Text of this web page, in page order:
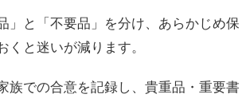
」と「不要品」を分け、あらかじめ保
くと迷いが減ります。
族での合意を記録し、貴重品・重要書